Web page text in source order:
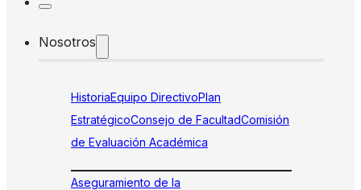
Nosotros
HistoriaEquipo DirectivoPlan
EstratégicoConsejo de FacultadComisión
de Evaluación Académica
Aseguramiento de la